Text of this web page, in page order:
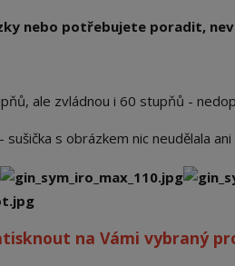
nebo potřebujete poradit,
ale zvládnou i 60 stupňů -
s obrázkem nic neudělala
na Vámi vybraný